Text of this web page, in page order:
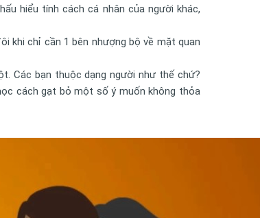
hiểu tính cách cá nhân của người khác,
khi chỉ cần 1 bên nhượng bộ về mặt quan
Các bạn thuộc dạng người như thế chứ?
cách gạt bỏ một số ý muốn không thỏa